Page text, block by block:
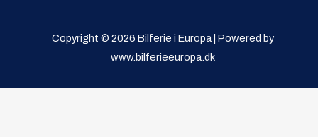
Copyright © 2026 Bilferie i Europa | Powered by
www.bilferieeuropa.dk